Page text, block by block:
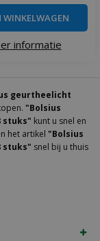
informatie
WINKELWAGEN
geurtheelicht
"Bolsius
stuks" kunt u snel en
het artikel "Bolsius
stuks" snel bij u thuis